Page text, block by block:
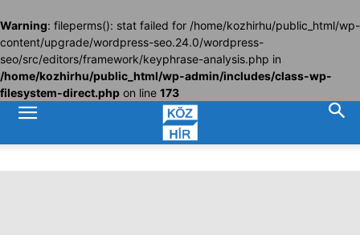
Warning: fileperms(): stat failed for /home/kozhirhu/public_html/wp-
content/upgrade/wordpress-seo.24.0/wordpress-
seo/src/editors/framework/keyphrase-analysis.php in
/home/kozhirhu/public_html/wp-admin/includes/class-wp-
filesystem-direct.php on line 173